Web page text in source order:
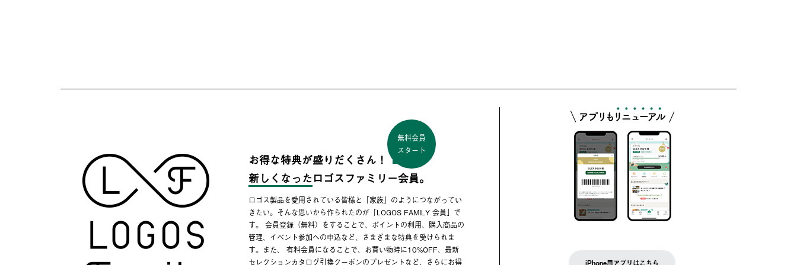
お得な特典が盛りだくさん！
無料会員
スタート
新しくなったロゴスファミリー会員。
ロゴス製品を愛用されている皆様と「家族」のようにつながってい
きたい。そんな思いから作られたのが「LOGOS FAMILY 会員」で
す。 会員登録（無料）をすることで、ポイントの利用、購入商品の
管理、イベント参加への申込など、さまざまな特典を受けられま
す。また、 有料会員になることで、お買い物時に10%OFF、最新
セレクションカタログ引換クーポンのプレゼントなど、さらにお得
iPhone用アプリはこちら